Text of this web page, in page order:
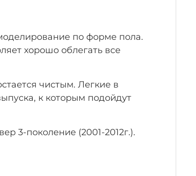
по форме пола.
хорошо облегать все
чистым. Легкие в
к которым подойдут
3-поколение (2001-2012г.).